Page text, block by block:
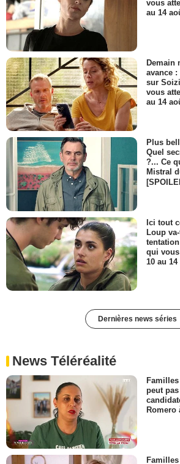
vous
au 14
Demain
avance :
sur
vous
au 14
Plus
Quel
?... Ce
Mistral
Ici tout
Loup
qui
10 au
Dernières news séries
News Téléréalité
peut
Romero